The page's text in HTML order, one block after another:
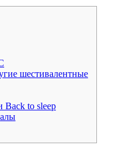
шестивалентные
Back to sleep